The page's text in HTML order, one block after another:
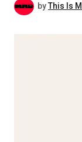
byThis Is